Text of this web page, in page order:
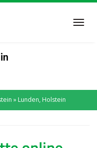
» Lunden, Holstein